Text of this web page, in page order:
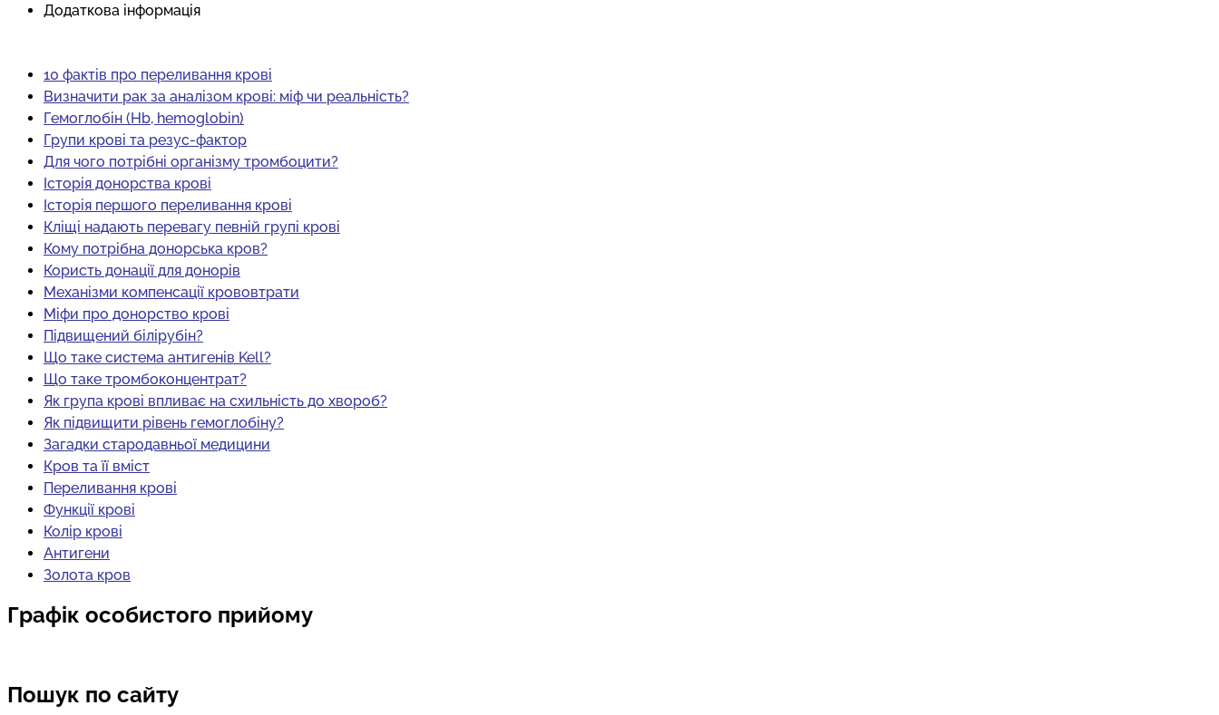
Додаткова інформація
10 фактів про переливання крові
Визначити рак за аналізом крові: міф чи реальність?
Гемоглобін (Hb, hemoglobin)
Групи крові та резус-фактор
Для чого потрібні організму тромбоцити?
Історія донорства крові
Історія першого переливання крові
Кліщі надають перевагу певній групі крові
Кому потрібна донорська кров?
Користь донації для донорів
Механізми компенсації крововтрати
Міфи про донорство крові
Підвищений білірубін?
Що таке система антигенів Kell?
Що таке тромбоконцентрат?
Як група крові впливає на схильність до хвороб?
Як підвищити рівень гемоглобіну?
Загадки стародавньої медицини
Кров та її вміст
Переливання крові
Функції крові
Колір крові
Антигени
Золота кров
Графік особистого прийому
Пошук по сайту